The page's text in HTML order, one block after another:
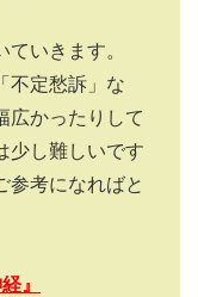
いきます。
不定愁訴」な
広かったりして
少し難しいです
参考になればと
』